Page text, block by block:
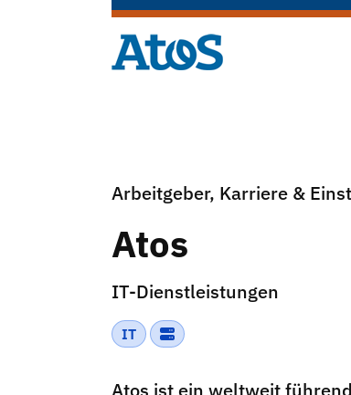
Arbeitgeber, Karriere &
Atos
IT-Dienstleistungen
IT
Atos ist ein weltweit